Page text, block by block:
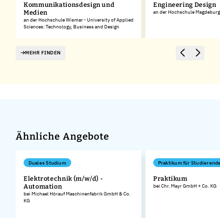
Kommunikationsdesign und
Medien
an der Hochschule Wismar - University of Applied
Sciences: Technology, Business and Design
Engineering Design
an der Hochschule
MEHR FINDEN
Ähnliche Angebote
Duales Studium
Elektrotechnik (m/w/d) -
Automation
bei Michael Hörauf Maschinenfabrik GmbH & Co.
KG
Praktikum für
Praktikum
bei Chr. Mayr GmbH + Co. KG